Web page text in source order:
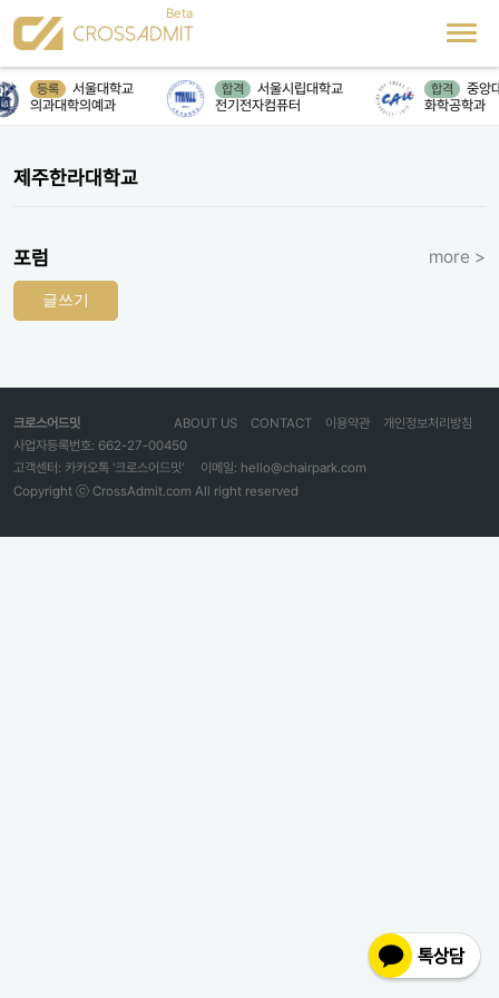
등록
서울대학교
의과대학의예과
합격
서울시립대학교
전기전자컴퓨터
합격
중앙
화학공학과
제주한라대학교
포럼 more >
글쓰기
크로스어드밋 개인정보처리방침
이용약관
CONTACT
ABOUT US
사업자등록번호: 662-27-00450
고객센터: 카카오톡 '크로스어드밋'
이메일: hello@chairpark.com
Copyright ⓒ CrossAdmit.com All right reserved